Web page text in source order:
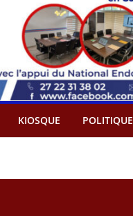
KIOSQUE POLITIQUE